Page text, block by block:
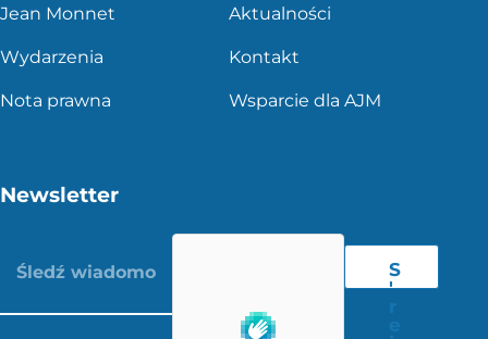
Jean Monnet Aktualności
Wydarzenia Kontakt
Nota prawna Wsparcie dla AJM
Newsletter
S
'